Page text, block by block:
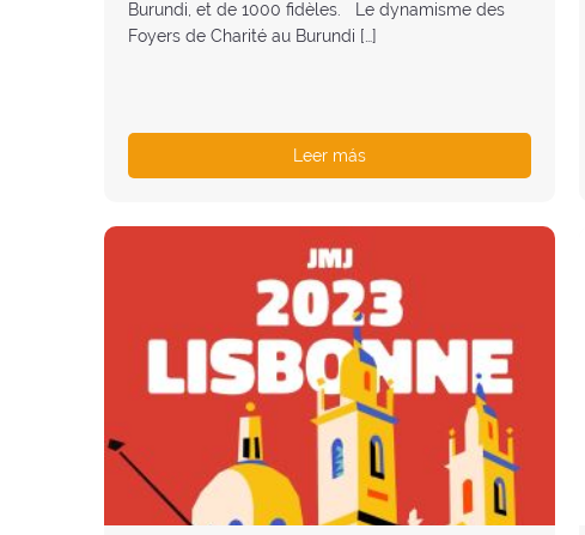
Burundi, et de 1000 fidèles. Le dynamisme des
Foyers de Charité au Burundi […]
Leer más